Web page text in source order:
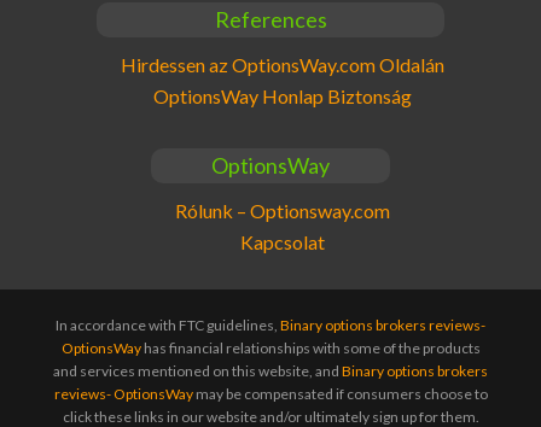
References
Hirdessen az OptionsWay.com Oldalán
OptionsWay Honlap Biztonság
OptionsWay
Rólunk – Optionsway.com
Kapcsolat
In accordance with FTC guidelines, Binary options brokers reviews-
OptionsWayhas financial relationships with some of the products
and services mentioned on this website, and Binary options brokers
reviews- OptionsWaymay be compensated if consumers choose to
click these links in our website and/or ultimately sign up for them.